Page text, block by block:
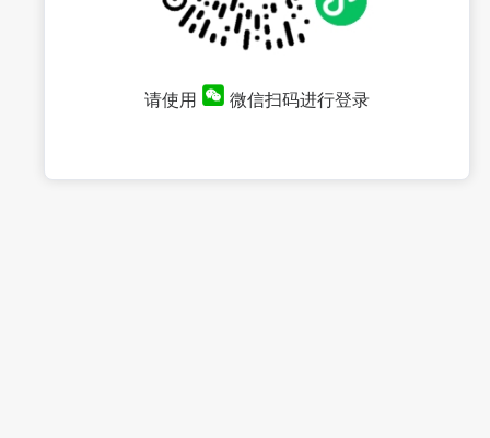
请使用 微信扫码进行登录